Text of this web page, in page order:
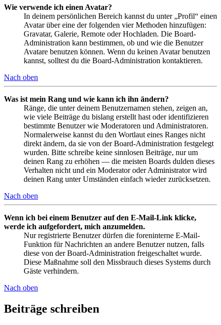
Wie verwende ich einen Avatar?
In deinem persönlichen Bereich kannst du unter „Profil“ einen
Avatar über eine der folgenden vier Methoden hinzufügen:
Gravatar, Galerie, Remote oder Hochladen. Die Board-
Administration kann bestimmen, ob und wie die Benutzer
Avatare benutzen können. Wenn du keinen Avatar benutzen
kannst, solltest du die Board-Administration kontaktieren.
Nach oben
Was ist mein Rang und wie kann ich ihn ändern?
Ränge, die unter deinem Benutzernamen stehen, zeigen an,
wie viele Beiträge du bislang erstellt hast oder identifizieren
bestimmte Benutzer wie Moderatoren und Administratoren.
Normalerweise kannst du den Wortlaut eines Ranges nicht
direkt ändern, da sie von der Board-Administration festgelegt
wurden. Bitte schreibe keine sinnlosen Beiträge, nur um
deinen Rang zu erhöhen — die meisten Boards dulden dieses
Verhalten nicht und ein Moderator oder Administrator wird
deinen Rang unter Umständen einfach wieder zurücksetzen.
Nach oben
Wenn ich bei einem Benutzer auf den E-Mail-Link klicke,
werde ich aufgefordert, mich anzumelden.
Nur registrierte Benutzer dürfen die foreninterne E-Mail-
Funktion für Nachrichten an andere Benutzer nutzen, falls
diese von der Board-Administration freigeschaltet wurde.
Diese Maßnahme soll den Missbrauch dieses Systems durch
Gäste verhindern.
Nach oben
Beiträge schreiben